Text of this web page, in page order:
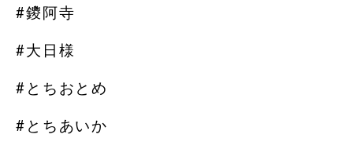
#鑁阿寺
#大日様
#とちおとめ
#とちあいか